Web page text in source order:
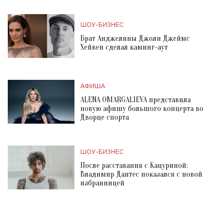
ШОУ-БИЗНЕС
Брат Анджелины Джоли Джеймс
Хейвен сделал каминг-аут
АФИША
ALENA OMARGALIEVA представила
новую афишу большого концерта во
Дворце спорта
ШОУ-БИЗНЕС
После расставания с Кацуриной:
Владимир Дантес показался с новой
избранницей